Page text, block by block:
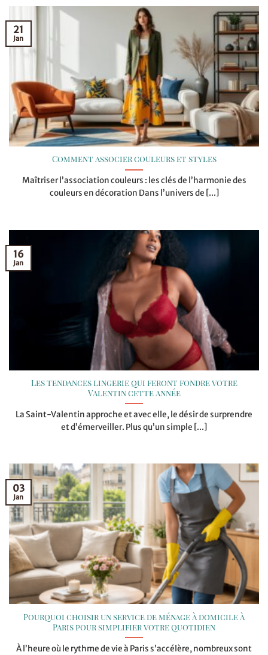
Comment associer couleurs et styles
Maîtriser l’association couleurs : les clés de l’harmonie des
couleurs en décoration Dans l’univers de [...]
21
Jan
Les tendances lingerie qui feront fondre votre
Valentin cette année
La Saint-Valentin approche et avec elle, le désir de surprendre
et d’émerveiller. Plus qu’un simple [...]
16
Jan
Pourquoi choisir un service de ménage à domicile à
Paris pour simplifier votre quotidien
À l’heure où le rythme de vie à Paris s’accélère, nombreux sont
03
Jan